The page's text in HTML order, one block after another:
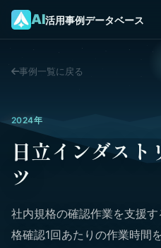
AI活用事例データベース
事例一覧に戻る
2024年
日立インダスト
ツ
社内規格の確認作業を支援
格確認1回あたりの作業時間